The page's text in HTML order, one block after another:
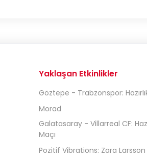
Yaklaşan Etkinlikler
Göztepe - Trabzonspor:
Morad
Galatasaray - Villarreal CF:
Maçı
Pozitif Vibrations: Zara Larsson